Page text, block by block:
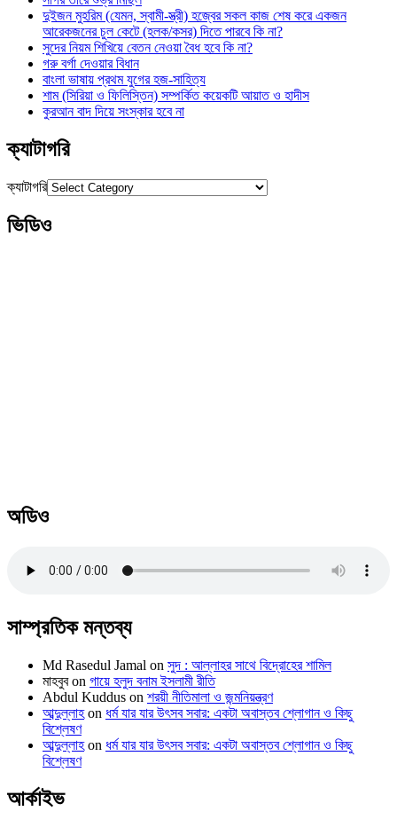
দুইজন মুহরিম (যেমন, স্বামী-স্ত্রী) হজ্বের সকল কাজ শেষ করে একজন
আরেকজনের চুল কেটে (হলক/কসর) দিতে পারবে কি না?
সুদের নিয়ম শিখিয়ে বেতন নেওয়া বৈধ হবে কি না?
গরু বর্গা দেওয়ার বিধান
বাংলা ভাষায় প্রথম যুগের হজ-সাহিত্য
শাম (সিরিয়া ও ফিলিস্তিন) সম্পর্কিত কয়েকটি আয়াত ও হাদীস
কুরআন বাদ দিয়ে সংস্কার হবে না
ক্যাটাগরি
ক্যাটাগরি
ভিডিও
অডিও
সাম্প্রতিক মন্তব্য
Md Rasedul Jamal on সুদ : আল্লাহর সাথে বিদ্রোহের শামিল
মাহবুবon গায়ে হলুদ বনাম ইসলামী রীতি
Abdul Kuddus on শরয়ী নীতিমালা ও জন্মনিয়ন্ত্রণ
আব্দুল্লাহon ধর্ম যার যার উৎসব সবার: একটা অবাস্তব শ্লোগান ও কিছু
বিশ্লেষণ
আব্দুল্লাহon ধর্ম যার যার উৎসব সবার: একটা অবাস্তব শ্লোগান ও কিছু
বিশ্লেষণ
আর্কাইভ